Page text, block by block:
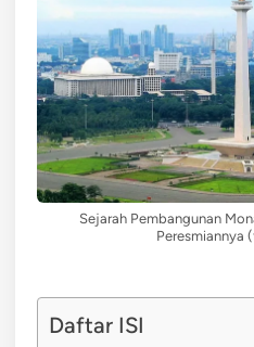
Sejarah Pembangunan
Peresmiannya
Daftar ISI